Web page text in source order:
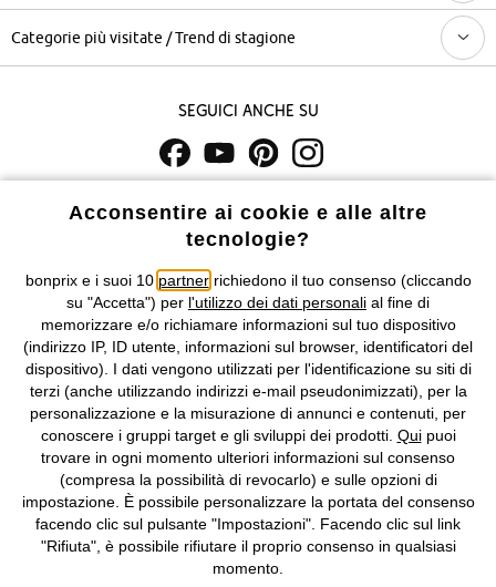
Categorie più visitate / Trend di stagione
Seguici anche su
costi di servizio.
Condizioni di vendita Accessibilità
Informativa privacy e cookie Gestione dei cookie
Informazioni legali Diritto di recesso
©2026 bonprix.Tutti i diritti riservati.
bonprix S.r.l. con socio unico, sede legale: via Adua 33 - 13855
Valdengo (BI) C.F. 01510910027 - P.I. 01939830020, Reg. Imprese di
Biella n. 01510910027, R.E.A. BI - 171345, N. Reg. Pile:
IT09060P00000858, N. Reg. AEE: IT08020000002105 Capitale
Sociale: euro 1.000.000 i.v, Società soggetta all'attività di direzione
e coordinamento di bonprix Beteiligungs -Verwaltungsgesellschaft
mbH.
Acconsentire ai cookie e alle altre
tecnologie?
bonprix e i suoi 10 partnerrichiedono il tuo consenso (cliccando
su "Accetta") per l'utilizzo dei dati personali al fine di
memorizzare e/o richiamare informazioni sul tuo dispositivo
(indirizzo IP, ID utente, informazioni sul browser, identificatori del
dispositivo). I dati vengono utilizzati per l'identificazione su siti di
terzi (anche utilizzando indirizzi e-mail pseudonimizzati), per la
personalizzazione e la misurazione di annunci e contenuti, per
conoscere i gruppi target e gli sviluppi dei prodotti. Quipuoi
trovare in ogni momento ulteriori informazioni sul consenso
(compresa la possibilità di revocarlo) e sulle opzioni di
impostazione. È possibile personalizzare la portata del consenso
facendo clic sul pulsante "Impostazioni". Facendo clic sul link
"Rifiuta", è possibile rifiutare il proprio consenso in qualsiasi
momento.